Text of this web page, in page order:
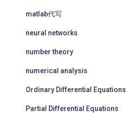
matlab代写
neural networks
number theory
numerical analysis
Ordinary Differential Equations
Partial Differential Equations